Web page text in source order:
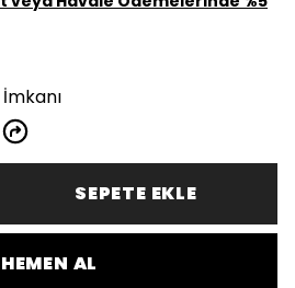
SEPETE EKLE
HEMEN AL